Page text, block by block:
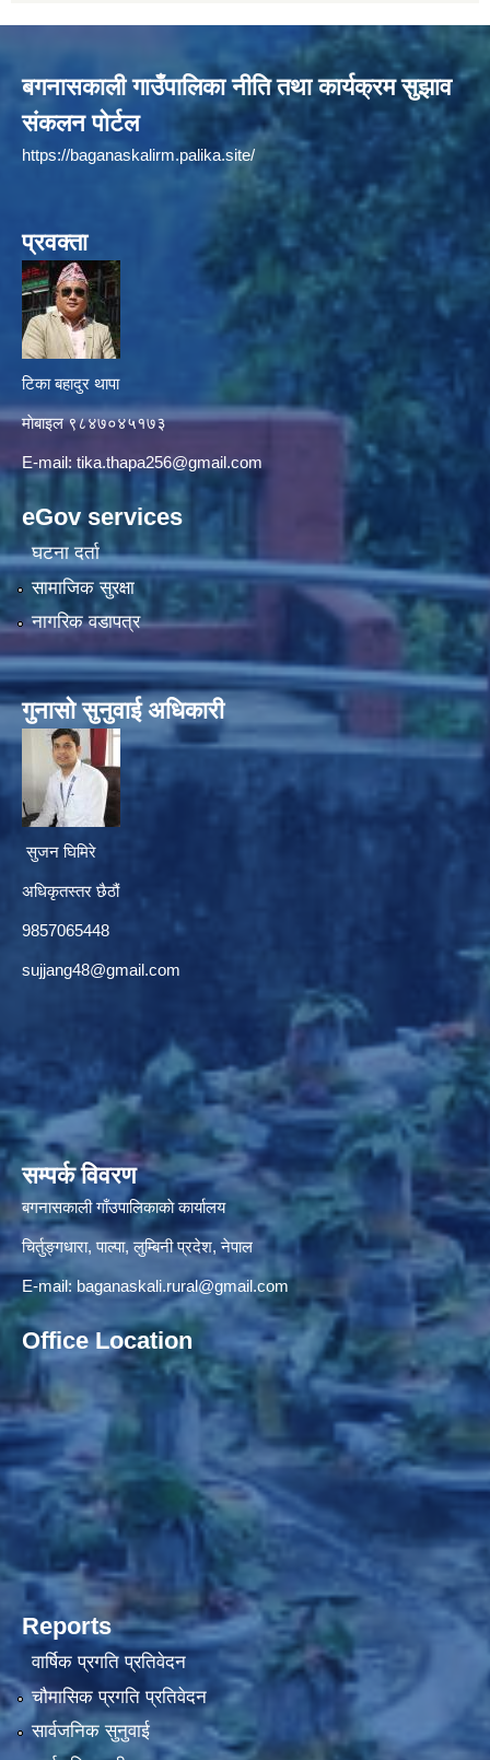
बगनासकाली गाउँपालिका नीति तथा कार्यक्रम सुझाव
संकलन पोर्टल
https://baganaskalirm.palika.site/
प्रवक्ता
टिका बहादुर थापा
माे‍बाइल ९८४७०४५१७३
E-mail: tika.thapa256@gmail.com
eGov services
घटना दर्ता
सामाजिक सुरक्षा
नागरिक वडापत्र
गुनासाे सुनुवाई अधिकारी
सुजन घिमिरे
अधिकृतस्तर छैठौं‌
9857065448
sujjang48@gmail.com
सम्पर्क विवरण
बगनासकाली गाँउपालिकाकाे कार्यालय
चिर्तुङ्गधारा, पाल्पा, लुम्बिनी प्रदेश, नेपाल
E-mail: baganaskali.rural@gmail.com
Office Location
Reports
वार्षिक प्रगति प्रतिवेदन
चौमासिक प्रगति प्रतिवेदन
सार्वजनिक सुनुवाई